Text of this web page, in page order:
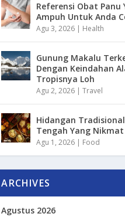
Referensi Obat Panu
Ampuh Untuk Anda
Agu 3, 2026 | Health
Gunung Makalu
Dengan Keindahan
Tropisnya Loh
Agu 2, 2026 |Travel
Hidangan
Tengah Yang Nikmat
Agu 1, 2026 | Food
ARCHIVES
Agustus 2026